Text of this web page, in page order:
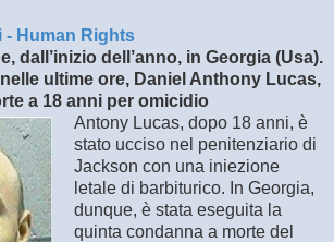
- Human Rights
dall’inizio dell’anno, in Georgia (Usa).
nelle ultime ore, Daniel Anthony Lucas,
a 18 anni per omicidio
Antony Lucas, dopo 18 anni, è
stato ucciso nel penitenziario di
Jackson con una iniezione
letale di barbiturico. In Georgia,
dunque, è stata eseguita la
quinta condanna a morte del